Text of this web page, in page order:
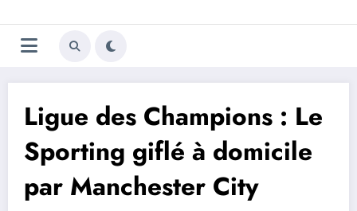
au
contenu
Trivela
L'actualité du football
Ligue des Champions : Le
Sporting giflé à domicile
par Manchester City